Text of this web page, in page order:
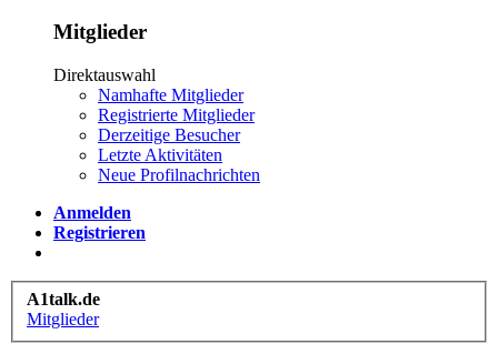
Mitglieder
Direktauswahl
Namhafte Mitglieder
Registrierte Mitglieder
Derzeitige Besucher
Letzte Aktivitäten
Neue Profilnachrichten
Anmelden
Registrieren
A1talk.de
Mitglieder